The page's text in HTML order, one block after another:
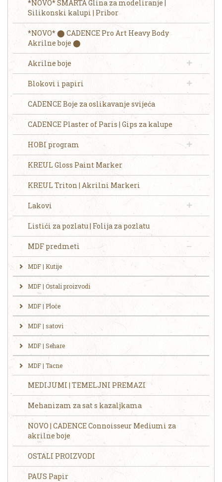
*NOVO* SMARTA Glina za modeliranje |
Silikonski kalupi | Pribor
*NOVO* ⬤ CADENCE Pro Art Heavy Body
Akrilne boje ⬤
Akrilne boje
Blokovi i papiri
CADENCE Boje za oslikavanje svijeća
CADENCE Plaster of Paris | Gips za kalupe
HOBI program
KREUL Gloss Paint Marker
KREUL Triton | Akrilni Markeri
Lakovi
Listići za pozlatu | Folija za pozlatu
MDF predmeti
MDF | Kutije
MDF | Ostali proizvodi
MDF | Ploče
MDF | satovi
MDF | Sehare
MDF | Tacne
MEDIJUMI | TEMELJNI PREMAZI
Mehanizam za sat s kazaljkama
NOVO | CADENCE Connoisseur Mediumi za
akrilne boje
OSTALI PROIZVODI
PAUS Papir